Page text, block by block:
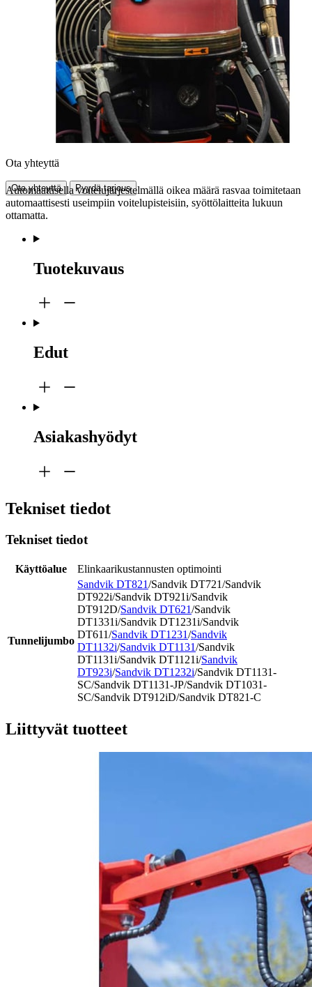
Ota yhteyttä
Ota yhteyttä Pyydä tarjous
Automaattisella voitelujärjestelmällä oikea määrä rasvaa toimitetaan
automaattisesti useimpiin voitelupisteisiin, syöttölaitteita lukuun
ottamatta.
Tuotekuvaus
Edut
Asiakashyödyt
Tekniset tiedot
Tekniset tiedot
Käyttöalue Elinkaarikustannusten optimointi
Tunnelijumbo
Sandvik DT821/Sandvik DT721/Sandvik
DT922i/Sandvik DT921i/Sandvik
DT912D/Sandvik DT621/Sandvik
DT1331i/Sandvik DT1231i/Sandvik
DT611/Sandvik DT1231/Sandvik
DT1132i/Sandvik DT1131/Sandvik
DT1131i/Sandvik DT1121i/Sandvik
DT923i/Sandvik DT1232i/Sandvik DT1131-
SC/Sandvik DT1131-JP/Sandvik DT1031-
SC/Sandvik DT912iD/Sandvik DT821-C
Liittyvät tuotteet